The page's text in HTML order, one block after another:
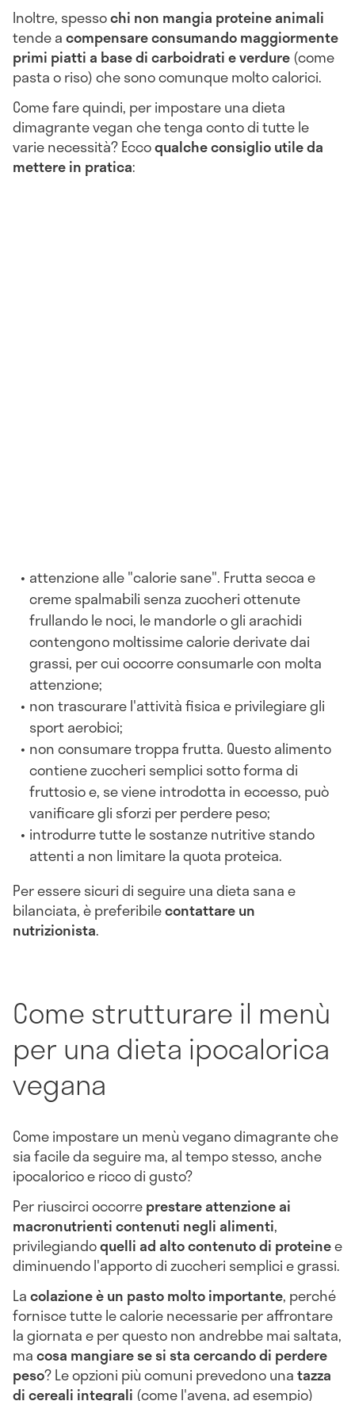
Inoltre, spessochi non mangia proteine animali
tende acompensare consumando maggiormente
primi piatti a base di carboidrati e verdure(come
pasta o riso) che sono comunque molto calorici.
Come fare quindi, per impostare una dieta
dimagrante vegan che tenga conto di tutte le
varie necessità? Eccoqualche consiglio utile da
mettere in pratica:
attenzione alle "calorie sane". Frutta secca e
creme spalmabili senza zuccheri ottenute
frullando le noci, le mandorle o gli arachidi
contengono moltissime calorie derivate dai
grassi, per cui occorre consumarle con molta
attenzione;
non trascurare l'attività fisica e privilegiare gli
sport aerobici;
non consumare troppa frutta. Questo alimento
contiene zuccheri semplici sotto forma di
fruttosio e, se viene introdotta in eccesso, può
vanificare gli sforzi per perdere peso;
introdurre tutte le sostanze nutritive stando
attenti a non limitare la quota proteica.
Per essere sicuri di seguire una dieta sana e
bilanciata, è preferibilecontattare un
nutrizionista.
Come strutturare il menù
per una dieta ipocalorica
vegana
Come impostare un menù vegano dimagrante che
sia facile da seguire ma, al tempo stesso, anche
ipocalorico e ricco di gusto?
Per riuscirci occorreprestare attenzione ai
macronutrienti contenuti negli alimenti,
privilegiandoquelli ad alto contenuto di proteinee
diminuendo l'apporto di zuccheri semplici e grassi.
Lacolazione è un pasto molto importante, perché
fornisce tutte le calorie necessarie per affrontare
la giornata e per questo non andrebbe mai saltata,
macosa mangiare se si sta cercando di perdere
peso? Le opzioni più comuni prevedono unatazza
di cereali integrali (come l'avena, ad esempio)